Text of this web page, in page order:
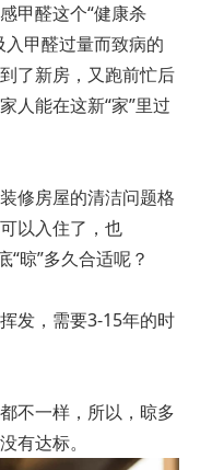
甲醛这个“健康杀
甲醛过量而致病的
了新房，又跑前忙后
人能在这新“家”里过
修房屋的清洁问题格
以入住了，也
“晾”多久合适呢？
发，需要3-15年的时
不一样，所以，晾多
有达标。